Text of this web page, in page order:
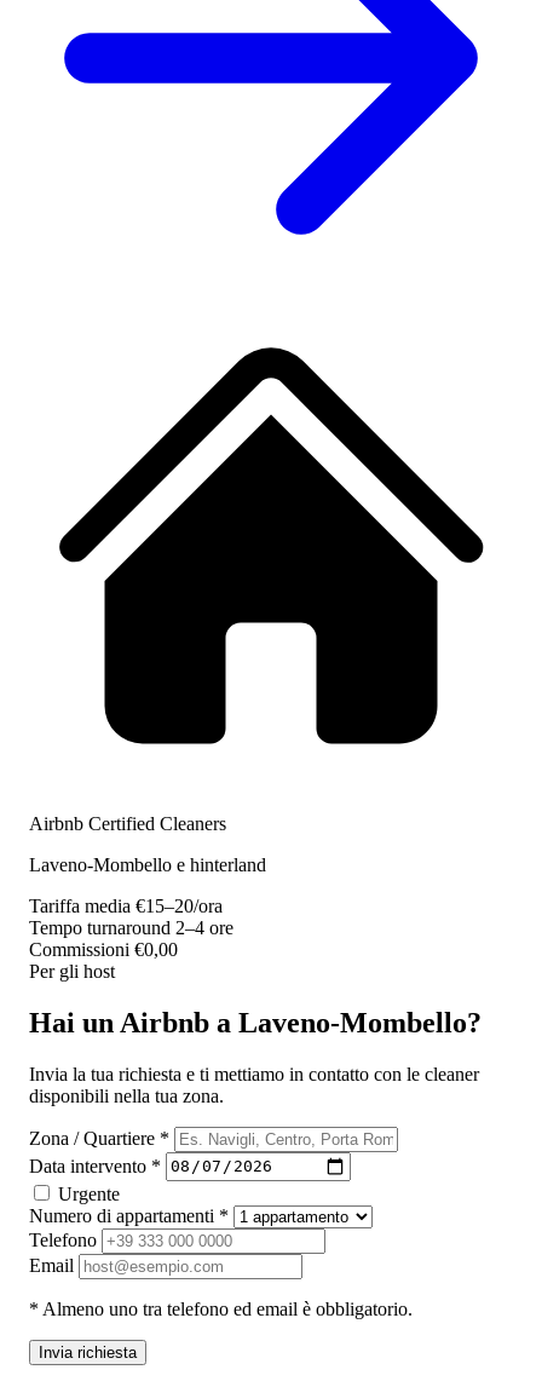
Airbnb Certified Cleaners
Laveno-Mombello e hinterland
Tariffa media €15–20/ora
Tempo turnaround 2–4 ore
Commissioni €0,00
Per gli host
Hai un Airbnb a Laveno-Mombello?
Invia la tua richiesta e ti mettiamo in contatto con le cleaner
disponibili nella tua zona.
Zona / Quartiere *
Data intervento *
Urgente
Numero di appartamenti *
Telefono
Email
* Almeno uno tra telefono ed email è obbligatorio.
Invia richiesta